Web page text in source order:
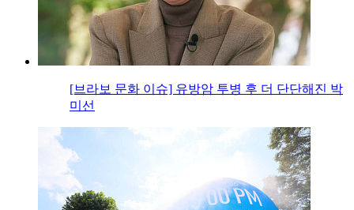
[브라보 문화 이슈] 유방암 투병 후 더 단단해진 박
미선